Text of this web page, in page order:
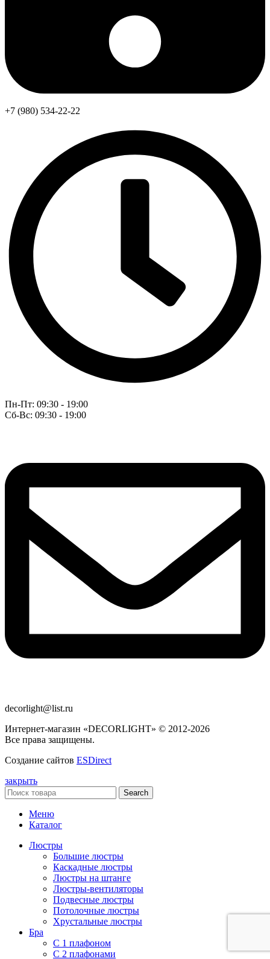
+7 (980) 534-22-22
Пн-Пт: 09:30 - 19:00
Сб-Вс: 09:30 - 19:00
decorlight@list.ru
Интернет-магазин «DECORLIGHT» © 2012-2026
Все права защищены.
Создание сайтов ESDirect
закрыть
Search
Меню
Каталог
Люстры
Большие люстры
Каскадные люстры
Люстры на штанге
Люстры-вентиляторы
Подвесные люстры
Потолочные люстры
Хрустальные люстры
Бра
С 1 плафоном
С 2 плафонами